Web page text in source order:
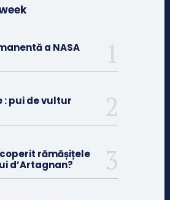
a NASA
: pui de vultur
rămășițele
d’Artagnan?